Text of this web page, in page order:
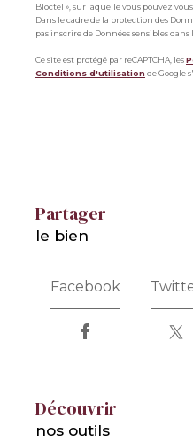
Bloctel », sur laquelle vous pouvez
Dans le cadre de la protection des
pas inscrire de Données sensibles
Ce site est protégé par reCAPTCHA, les
Conditions d'utilisationde Google
partager
le bien
Facebook
découvrir
nos outils